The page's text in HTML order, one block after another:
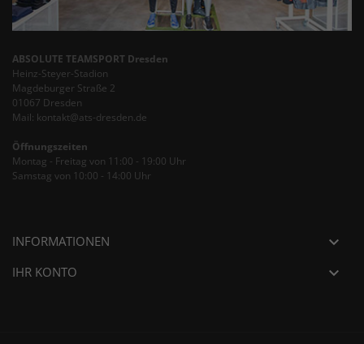
ABSOLUTE TEAMSPORT Dresden
Heinz-Steyer-Stadion
Magdeburger Straße 2
01067 Dresden
Mail: kontakt@ats-dresden.de
Öffnungszeiten
Montag - Freitag von 11:00 - 19:00 Uhr
Samstag von 10:00 - 14:00 Uhr
INFORMATIONEN 
IHR KONTO 